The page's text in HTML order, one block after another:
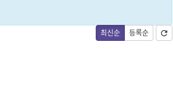
최신순 등록순